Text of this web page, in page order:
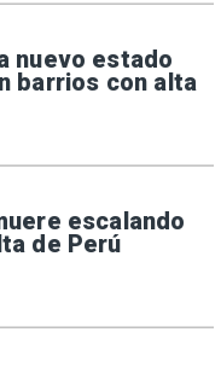
nuevo estado
barrios con alta
escalando
de Perú